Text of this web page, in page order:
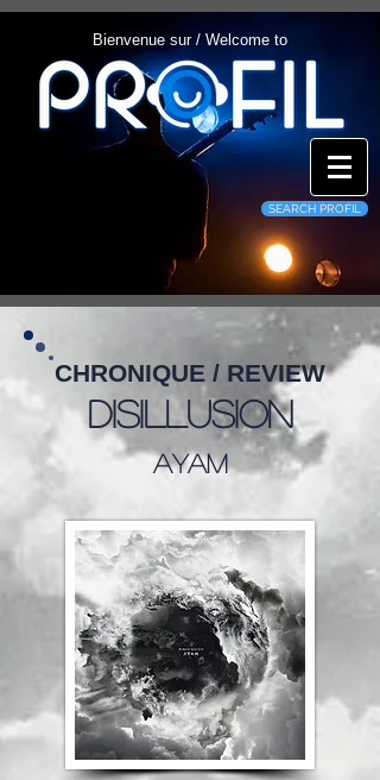
Bienvenue sur / Welcome to
SEARCH PROFIL
CHRONIQUE / REVIEW
Disillusion
Ayam